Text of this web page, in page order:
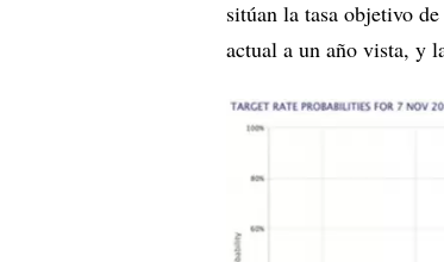
sitúan la tasa objetivo
actual a un año vista, y